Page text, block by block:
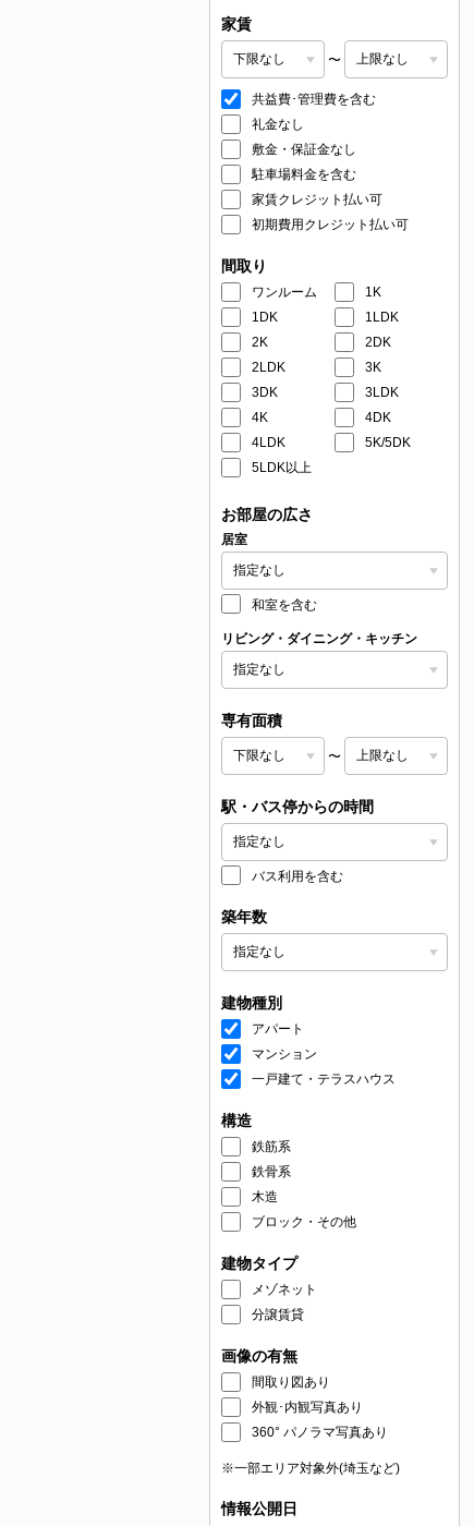
家賃
〜
共益費･管理費を含む
礼金なし
敷金・保証金なし
駐車場料金を含む
家賃クレジット払い可
初期費用クレジット払い可
間取り
ワンルーム
1K
1DK
1LDK
2K
2DK
2LDK
3K
3DK
3LDK
4K
4DK
4LDK
5K/5DK
5LDK以上
お部屋の広さ
居室
和室を含む
リビング・ダイニング・キッチン
専有面積
〜
駅・バス停からの時間
バス利用を含む
築年数
建物種別
アパート
マンション
一戸建て・テラスハウス
構造
鉄筋系
鉄骨系
木造
ブロック・その他
建物タイプ
メゾネット
分譲賃貸
画像の有無
間取り図あり
外観･内観写真あり
360° パノラマ写真あり
※一部エリア対象外(埼玉など)
情報公開日